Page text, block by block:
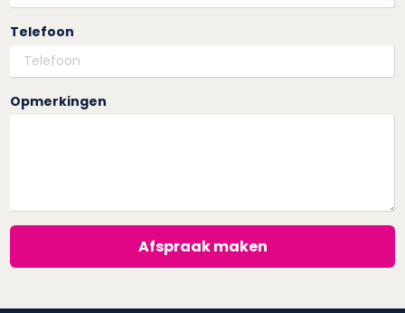
Telefoon
Opmerkingen
Afspraak maken